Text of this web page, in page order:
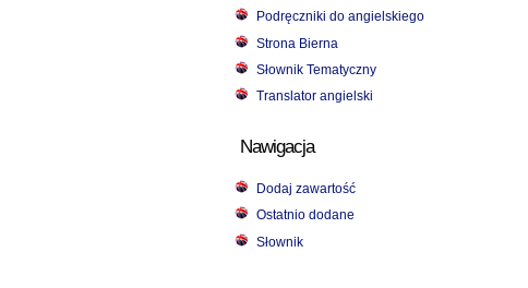
Podręczniki do angielskiego
Strona Bierna
Słownik Tematyczny
Translator angielski
Nawigacja
Dodaj zawartość
Ostatnio dodane
Słownik